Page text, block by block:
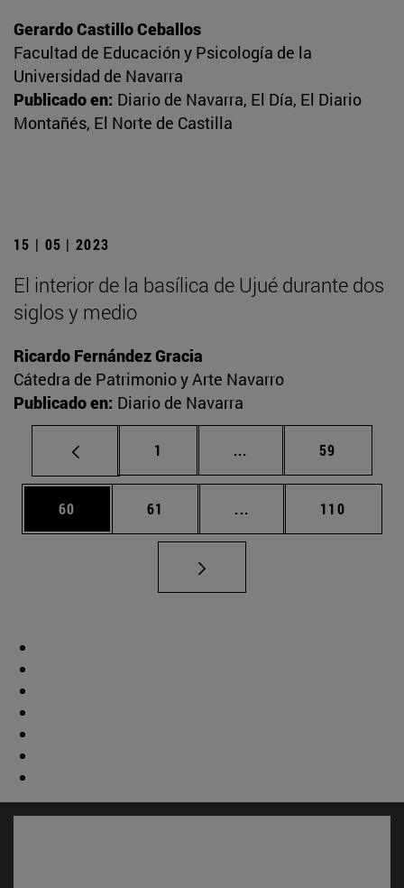
Gerardo Castillo Ceballos
Facultad de Educación y Psicología de la
Universidad de Navarra
Publicado en: Diario de Navarra, El Día, El Diario
Montañés, El Norte de Castilla
15 | 05 | 2023
El interior de la basílica de Ujué durante dos
siglos y medio
Ricardo Fernández Gracia
Cátedra de Patrimonio y Arte Navarro
Publicado en: Diario de Navarra
Página
1 ... Páginas intermedias
Página
59
Página
60 Página
61 ... Páginas intermedias
Página
110